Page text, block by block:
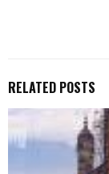
RELATED POSTS